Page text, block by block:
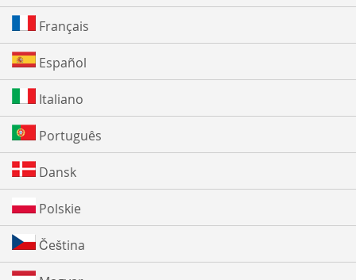
Français
Español
Italiano
Português
Dansk
Polskie
Čeština